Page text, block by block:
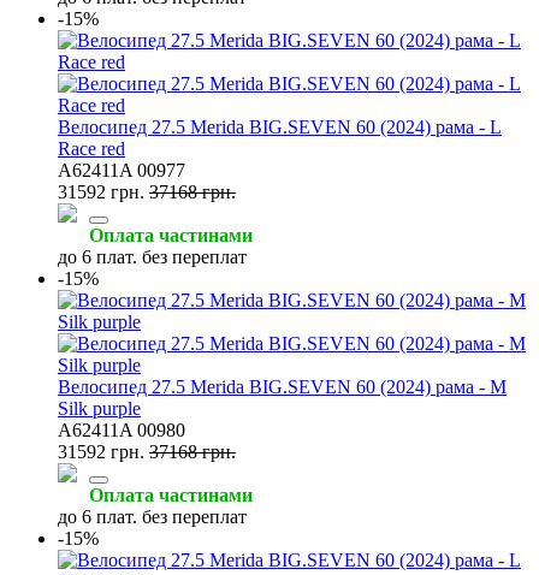
-15%
Велосипед 27.5 Merida BIG.SEVEN 60 (2024) рама - L
Race red
A62411A 00977
31592 грн. 37168 грн.
Оплата частинами
до 6 плат. без переплат
-15%
Велосипед 27.5 Merida BIG.SEVEN 60 (2024) рама - M
Silk purple
A62411A 00980
31592 грн. 37168 грн.
Оплата частинами
до 6 плат. без переплат
-15%